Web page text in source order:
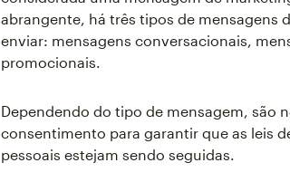
abrangente, há três tipos de mensagens
enviar: mensagens conversacionais,
promocionais.
Dependendo do tipo de mensagem, são
consentimento para garantir que as leis
pessoais estejam sendo seguidas.